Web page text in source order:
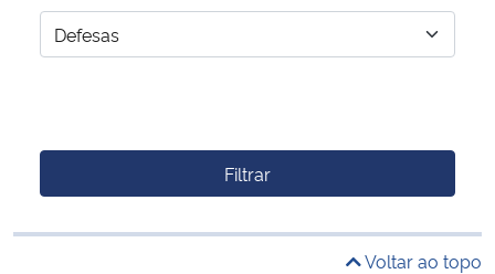
Filtrar
Voltar ao topo